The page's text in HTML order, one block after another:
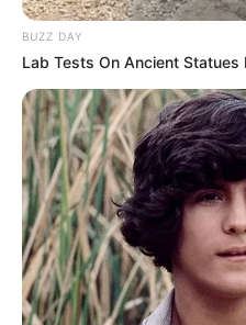
BUZZ DAY
Lab Tests On Ancient Statues